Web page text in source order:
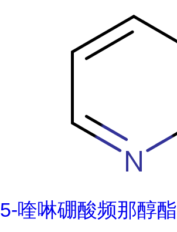
5-喹啉硼酸频那醇酯